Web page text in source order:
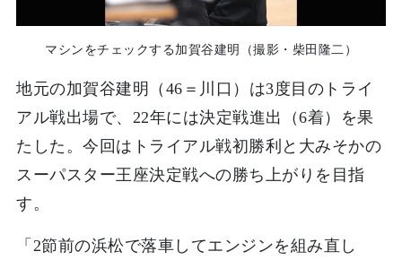
マシンをチェックする加賀谷建明（撮影・柴田隆二）
地元の加賀谷建明（46＝川口）は3度目のトライ
アル戦出場で、22年には決定戦進出（6着）を果
たした。今回はトライアル戦初勝利と大みそかの
スーパスター王座決定戦への勝ち上がりを目指
す。
「2節前の浜松で落車してエンジンを組み直し